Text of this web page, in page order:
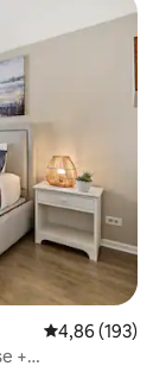
4,86 (193)
+